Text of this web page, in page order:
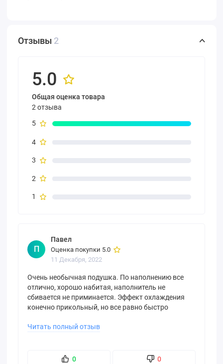
Отзывы 2
5.0
Общая оценка товара
2 отзыва
5
4
3
2
1
П
Павел
Оценка покупки 5.0
11 Декабря, 2022
Очень необычная подушка. По наполнению все
отлично, хорошо набитая, наполнитель не
сбивается не приминается. Эффект охлаждения
конечно прикольный, но все равно быстро
Читать полный отзыв
0 0